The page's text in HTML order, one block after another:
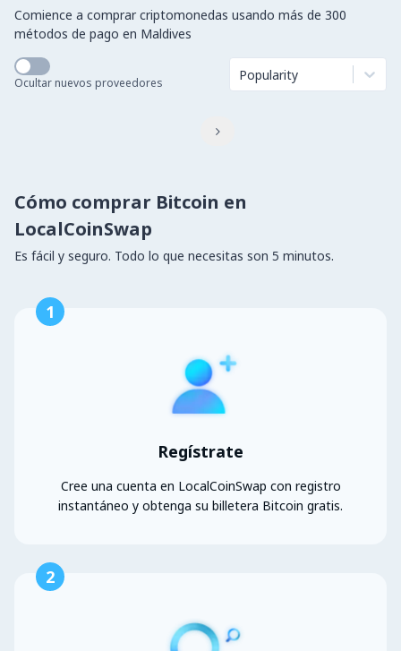
Comience a comprar criptomonedas usando más de 300
métodos de pago en Maldives
Ocultar nuevos proveedores Popularity

Cómo comprar Bitcoin en
LocalCoinSwap
Es fácil y seguro. Todo lo que necesitas son 5 minutos.
1
Regístrate
Cree una cuenta en LocalCoinSwap con registro
instantáneo y obtenga su billetera Bitcoin gratis.
2